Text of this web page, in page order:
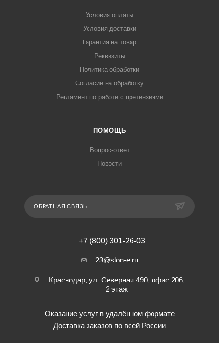
Условия оплаты
Условия доставки
Гарантия на товар
Реквизиты
Политика обработки
Согласие на обработку
Регламент по работе с претензиями
ПОМОЩЬ
Вопрос-ответ
Новости
ОБРАТНАЯ СВЯЗЬ
+7 (800) 301-26-03
23@slon-e.ru
Краснодар, ул. Северная 490, офис 206,
2 этаж
Оказание услуг в удалённом формате
Доставка заказов по всей России